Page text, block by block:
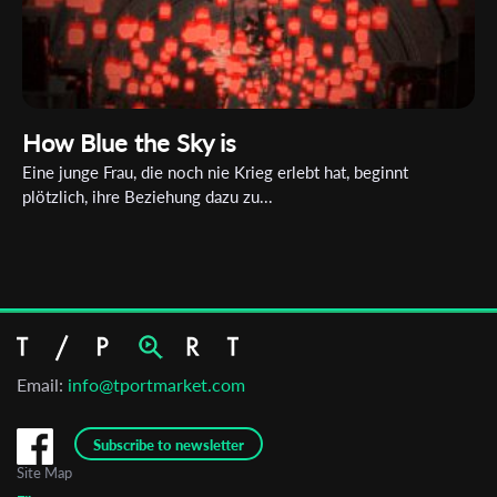
How Blue the Sky is
Eine junge Frau, die noch nie Krieg erlebt hat, beginnt
plötzlich, ihre Beziehung dazu zu...
Email: info@tportmarket.com
Subscribe to newsletter
Site Map